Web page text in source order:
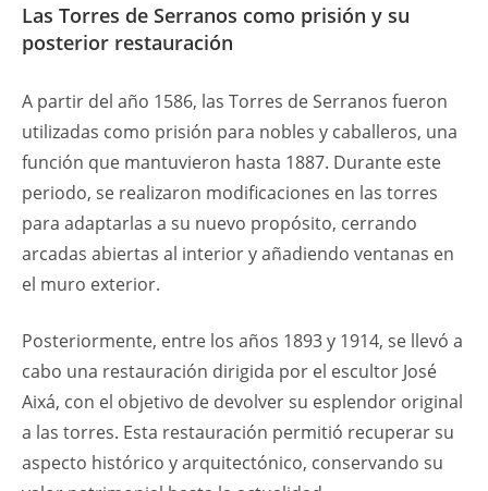
Las Torres de Serranos como prisión y su
posterior restauración
A partir del año 1586, las Torres de Serranos fueron
utilizadas como prisión para nobles y caballeros, una
función que mantuvieron hasta 1887. Durante este
periodo, se realizaron modificaciones en las torres
para adaptarlas a su nuevo propósito, cerrando
arcadas abiertas al interior y añadiendo ventanas en
el muro exterior.
Posteriormente, entre los años 1893 y 1914, se llevó a
cabo una restauración dirigida por el escultor José
Aixá, con el objetivo de devolver su esplendor original
a las torres. Esta restauración permitió recuperar su
aspecto histórico y arquitectónico, conservando su